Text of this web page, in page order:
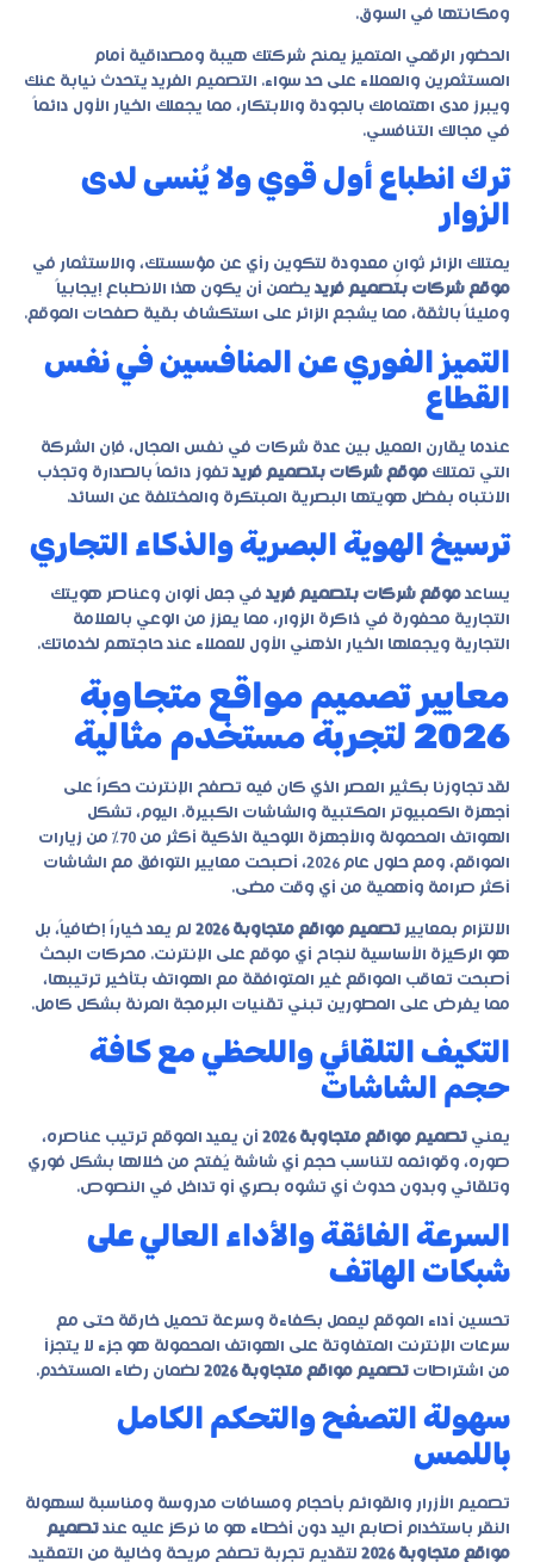
ومكانتها في السوق.
الحضور الرقمي المتميز يمنح شركتك هيبة ومصداقية أمام
المستثمرين والعملاء على حد سواء. التصميم الفريد يتحدث نيابة عنك
ويبرز مدى اهتمامك بالجودة والابتكار، مما يجعلك الخيار الأول دائماً
في مجالك التنافسي.
ترك انطباع أول قوي ولا يُنسى لدى
الزوار
يمتلك الزائر ثوانٍ معدودة لتكوين رأي عن مؤسستك، والاستثمار في
موقع شركات بتصميم فريديضمن أن يكون هذا الانطباع إيجابياً
ومليئاً بالثقة، مما يشجع الزائر على استكشاف بقية صفحات الموقع.
التميز الفوري عن المنافسين في نفس
القطاع
عندما يقارن العميل بين عدة شركات في نفس المجال، فإن الشركة
التي تمتلك موقع شركات بتصميم فريدتفوز دائماً بالصدارة وتجذب
الانتباه بفضل هويتها البصرية المبتكرة والمختلفة عن السائد.
ترسيخ الهوية البصرية والذكاء التجاري
يساعد موقع شركات بتصميم فريدفي جعل ألوان وعناصر هويتك
التجارية محفورة في ذاكرة الزوار، مما يعزز من الوعي بالعلامة
التجارية ويجعلها الخيار الذهني الأول للعملاء عند حاجتهم لخدماتك.
معايير تصميم مواقع متجاوبة
2026 لتجربة مستخدم مثالية
لقد تجاوزنا بكثير العصر الذي كان فيه تصفح الإنترنت حكراً على
أجهزة الكمبيوتر المكتبية والشاشات الكبيرة. اليوم، تشكل
الهواتف المحمولة والأجهزة اللوحية الذكية أكثر من 70% من زيارات
المواقع، ومع حلول عام 2026، أصبحت معايير التوافق مع الشاشات
أكثر صرامة وأهمية من أي وقت مضى.
الالتزام بمعايير تصميم مواقع متجاوبة 2026
لم يعد خياراً إضافياً، بل
هو الركيزة الأساسية لنجاح أي موقع على الإنترنت. محركات البحث
أصبحت تعاقب المواقع غير المتوافقة مع الهواتف بتأخير ترتيبها،
مما يفرض على المطورين تبني تقنيات البرمجة المرنة بشكل كامل.
التكيف التلقائي واللحظي مع كافة
حجم الشاشات
يعني تصميم مواقع متجاوبة 2026
أن يعيد الموقع ترتيب عناصره،
صوره، وقوائمه لتناسب حجم أي شاشة يُفتح من خلالها بشكل فوري
وتلقائي وبدون حدوث أي تشوه بصري أو تداخل في النصوص.
السرعة الفائقة والأداء العالي على
شبكات الهاتف
تحسين أداء الموقع ليعمل بكفاءة وسرعة تحميل خارقة حتى مع
سرعات الإنترنت المتفاوتة على الهواتف المحمولة هو جزء لا يتجزأ
من اشتراطات تصميم مواقع متجاوبة 2026 لضمان رضاء المستخدم.
سهولة التصفح والتحكم الكامل
باللمس
تصميم الأزرار والقوائم بأحجام ومسافات مدروسة ومناسبة لسهولة
النقر باستخدام أصابع اليد دون أخطاء هو ما نركز عليه عند تصميم
مواقع متجاوبة 2026
لتقديم تجربة تصفح مريحة وخالية من التعقيد.